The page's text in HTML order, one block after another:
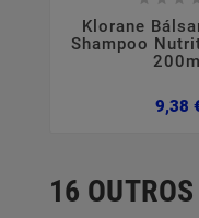
Klorane
Shampoo
200ml
9,38
16